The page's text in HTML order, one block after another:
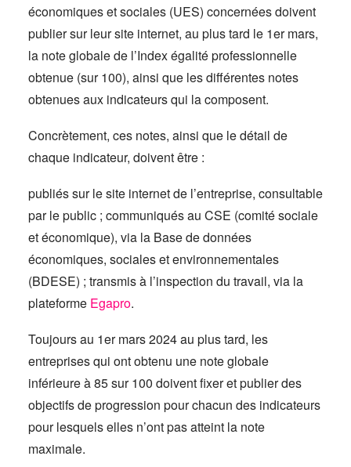
économiques et sociales (UES) concernées doivent
publier sur leur site internet, au plus tard le 1er mars,
la note globale de l’Index égalité professionnelle
obtenue (sur 100), ainsi que les différentes notes
obtenues aux indicateurs qui la composent.
Concrètement, ces notes, ainsi que le détail de
chaque indicateur, doivent être :
publiés sur le site internet de l’entreprise, consultable
par le public ; communiqués au CSE (comité sociale
et économique), via la Base de données
économiques, sociales et environnementales
(BDESE) ; transmis à l’inspection du travail, via la
plateforme Egapro.
Toujours au 1er mars 2024 au plus tard, les
entreprises qui ont obtenu une note globale
inférieure à 85 sur 100 doivent fixer et publier des
objectifs de progression pour chacun des indicateurs
pour lesquels elles n’ont pas atteint la note
maximale.